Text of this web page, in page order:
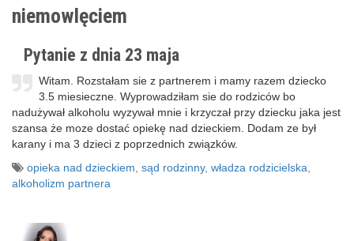
niemowlęciem
Pytanie z dnia 23 maja
Witam. Rozstałam sie z partnerem i mamy razem dziecko
3.5 miesieczne. Wyprowadziłam sie do rodziców bo
nadużywał alkoholu wyzywał mnie i krzyczał przy dziecku jaka jest
szansa że moze dostać opiekę nad dzieckiem. Dodam ze był
karany i ma 3 dzieci z poprzednich związków.
opieka nad dzieckiem sąd rodzinny, władza rodzicielska
alkoholizm partnera